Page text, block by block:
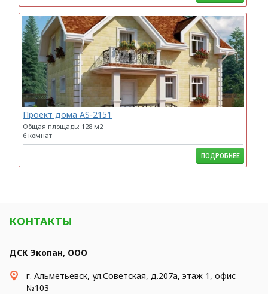
Проект дома AS-2151
Общая площадь: 128 м2
6 комнат
ПОДРОБНЕЕ
КОНТАКТЫ
ДСК Экопан, ООО
г. Альметьевск, ул.Советская, д.207а, этаж 1, офис
№103